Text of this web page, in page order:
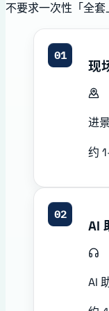
不要求一次性「全
01
现
进
约
02
AI
AI